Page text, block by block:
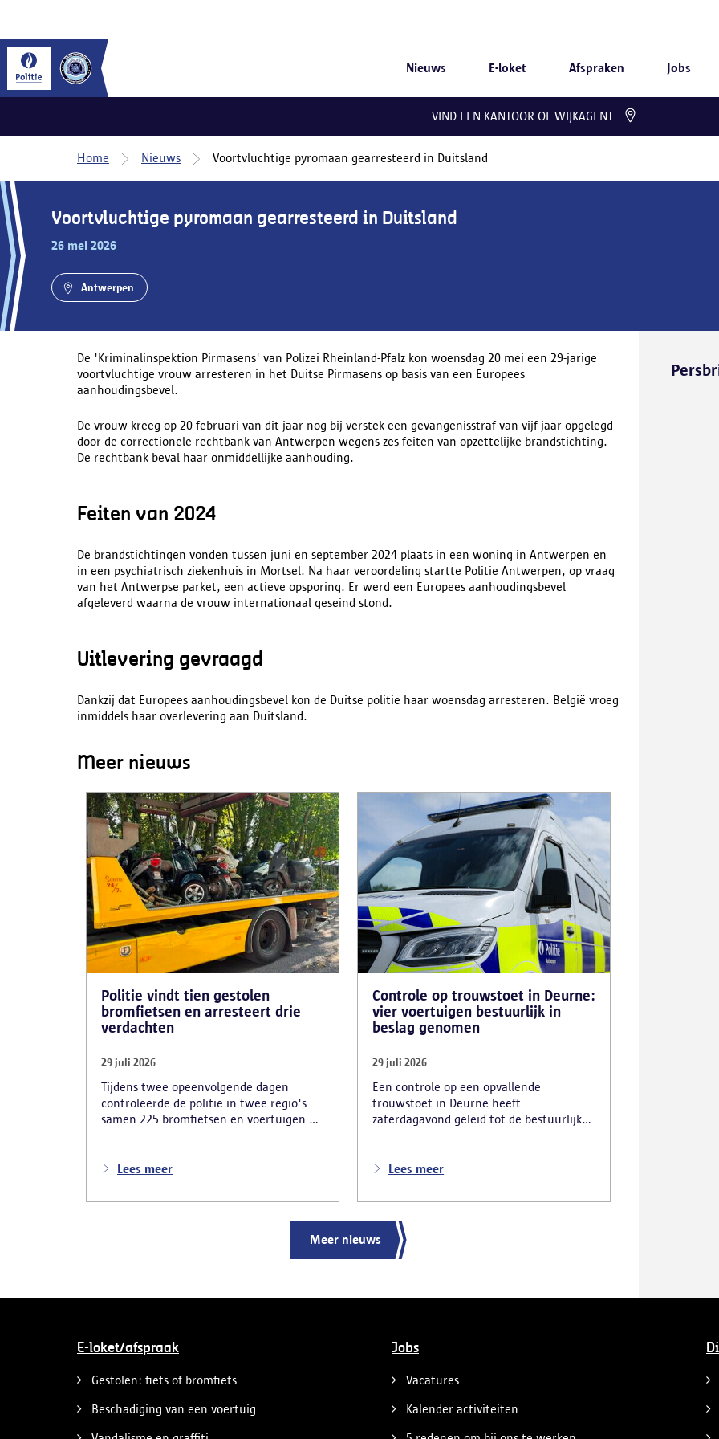
Nieuws E-loket Afspraken Jobs
VIND EEN KANTOOR OF WIJKAGENT
Home Nieuws Voortvluchtige pyromaan gearresteerd in Duitsland
Voortvluchtige pyromaan gearresteerd in Duitsland
26 mei 2026
Antwerpen
De 'Kriminalinspektion Pirmasens' van Polizei Rheinland-Pfalz kon woensdag 20 mei een 29-jarige
voortvluchtige vrouw arresteren in het Duitse Pirmasens op basis van een Europees
aanhoudingsbevel.
De vrouw kreeg op 20 februari van dit jaar nog bij verstek een gevangenisstraf van vijf jaar opgelegd
door de correctionele rechtbank van Antwerpen wegens zes feiten van opzettelijke brandstichting.
De rechtbank beval haar onmiddellijke aanhouding.
Feiten van 2024
De brandstichtingen vonden tussen juni en september 2024 plaats in een woning in Antwerpen en
in een psychiatrisch ziekenhuis in Mortsel. Na haar veroordeling startte Politie Antwerpen, op vraag
van het Antwerpse parket, een actieve opsporing. Er werd een Europees aanhoudingsbevel
afgeleverd waarna de vrouw internationaal geseind stond.
Uitlevering gevraagd
Dankzij dat Europees aanhoudingsbevel kon de Duitse politie haar woensdag arresteren. België vroeg
inmiddels haar overlevering aan Duitsland.
Meer nieuws
Politie vindt tien gestolen
bromfietsen en arresteert drie
verdachten
29 juli 2026
Tijdens twee opeenvolgende dagen
controleerde de politie in twee regio's
samen 225 bromfietsen en voertuigen en
teruggevonden en zestien voertuigen zijn
arresteerde de politie ook drie
Lees meer
Controle op trouwstoet in Deurne:
vier voertuigen bestuurlijk in
beslag genomen
29 juli 2026
Een controle op een opvallende
trouwstoet in Deurne heeft
zaterdagavond geleid tot de bestuurlijke
vaststellingen van inbreuken. De politie
melding hadden gemaakt van het
verkeershinder die dat als gevolg had.
Lees meer
Meer nieuws
E-loket/afspraak
Gestolen: fiets of bromfiets
Beschadiging van een voertuig
Jobs
Vacatures
Kalender activiteiten